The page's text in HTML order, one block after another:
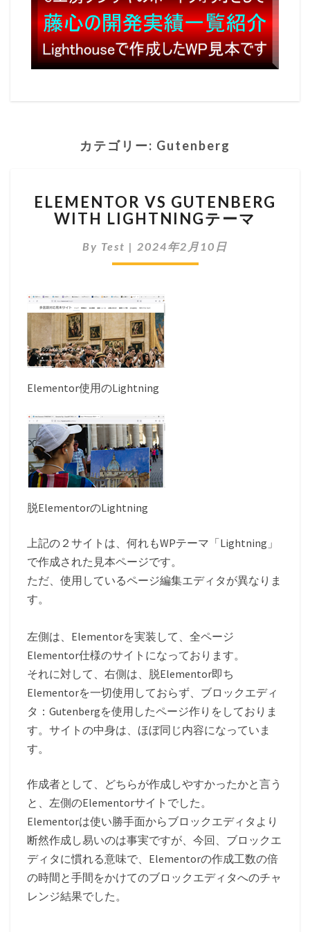
カテゴリー: Gutenberg
ELEMENTOR VS GUTENBERG
WITH LIGHTNINGテーマ
By Test | 2024年2月10日
Elementor使用のLightning
脱ElementorのLightning
上記の２サイトは、何れもWPテーマ「Lightning」
で作成された見本ページです。
ただ、使用しているページ編集エディタが異なりま
す。
左側は、Elementorを実装して、全ページ
Elementor仕様のサイトになっております。
それに対して、右側は、脱Elementor即ち
Elementorを一切使用しておらず、ブロックエディ
タ：Gutenbergを使用したページ作りをしておりま
す。サイトの中身は、ほぼ同じ内容になっていま
す。
作成者として、どちらが作成しやすかったかと言う
と、左側のElementorサイトでした。
Elementorは使い勝手面からブロックエディタより
断然作成し易いのは事実ですが、今回、ブロックエ
ディタに慣れる意味で、Elementorの作成工数の倍
の時間と手間をかけてのブロックエディタへのチャ
レンジ結果でした。